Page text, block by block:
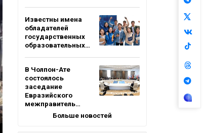
Известны имена
обладателей
государственных
образовательных…
В Чолпон-Ате
состоялось
заседание
Евразийского
межправитель…
Больше новостей